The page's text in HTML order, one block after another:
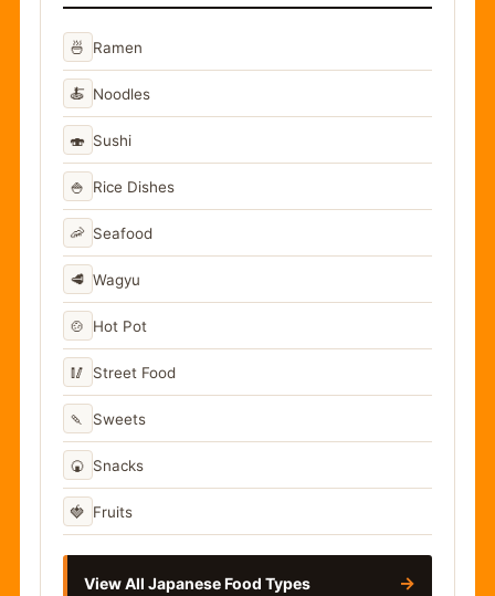
🍜 Ramen
🍝 Noodles
🍣 Sushi
🍚 Rice Dishes
🦐 Seafood
🥩 Wagyu
🍲 Hot Pot
🥢 Street Food
🍡 Sweets
🍘 Snacks
🍓 Fruits
View All Japanese Food Types →